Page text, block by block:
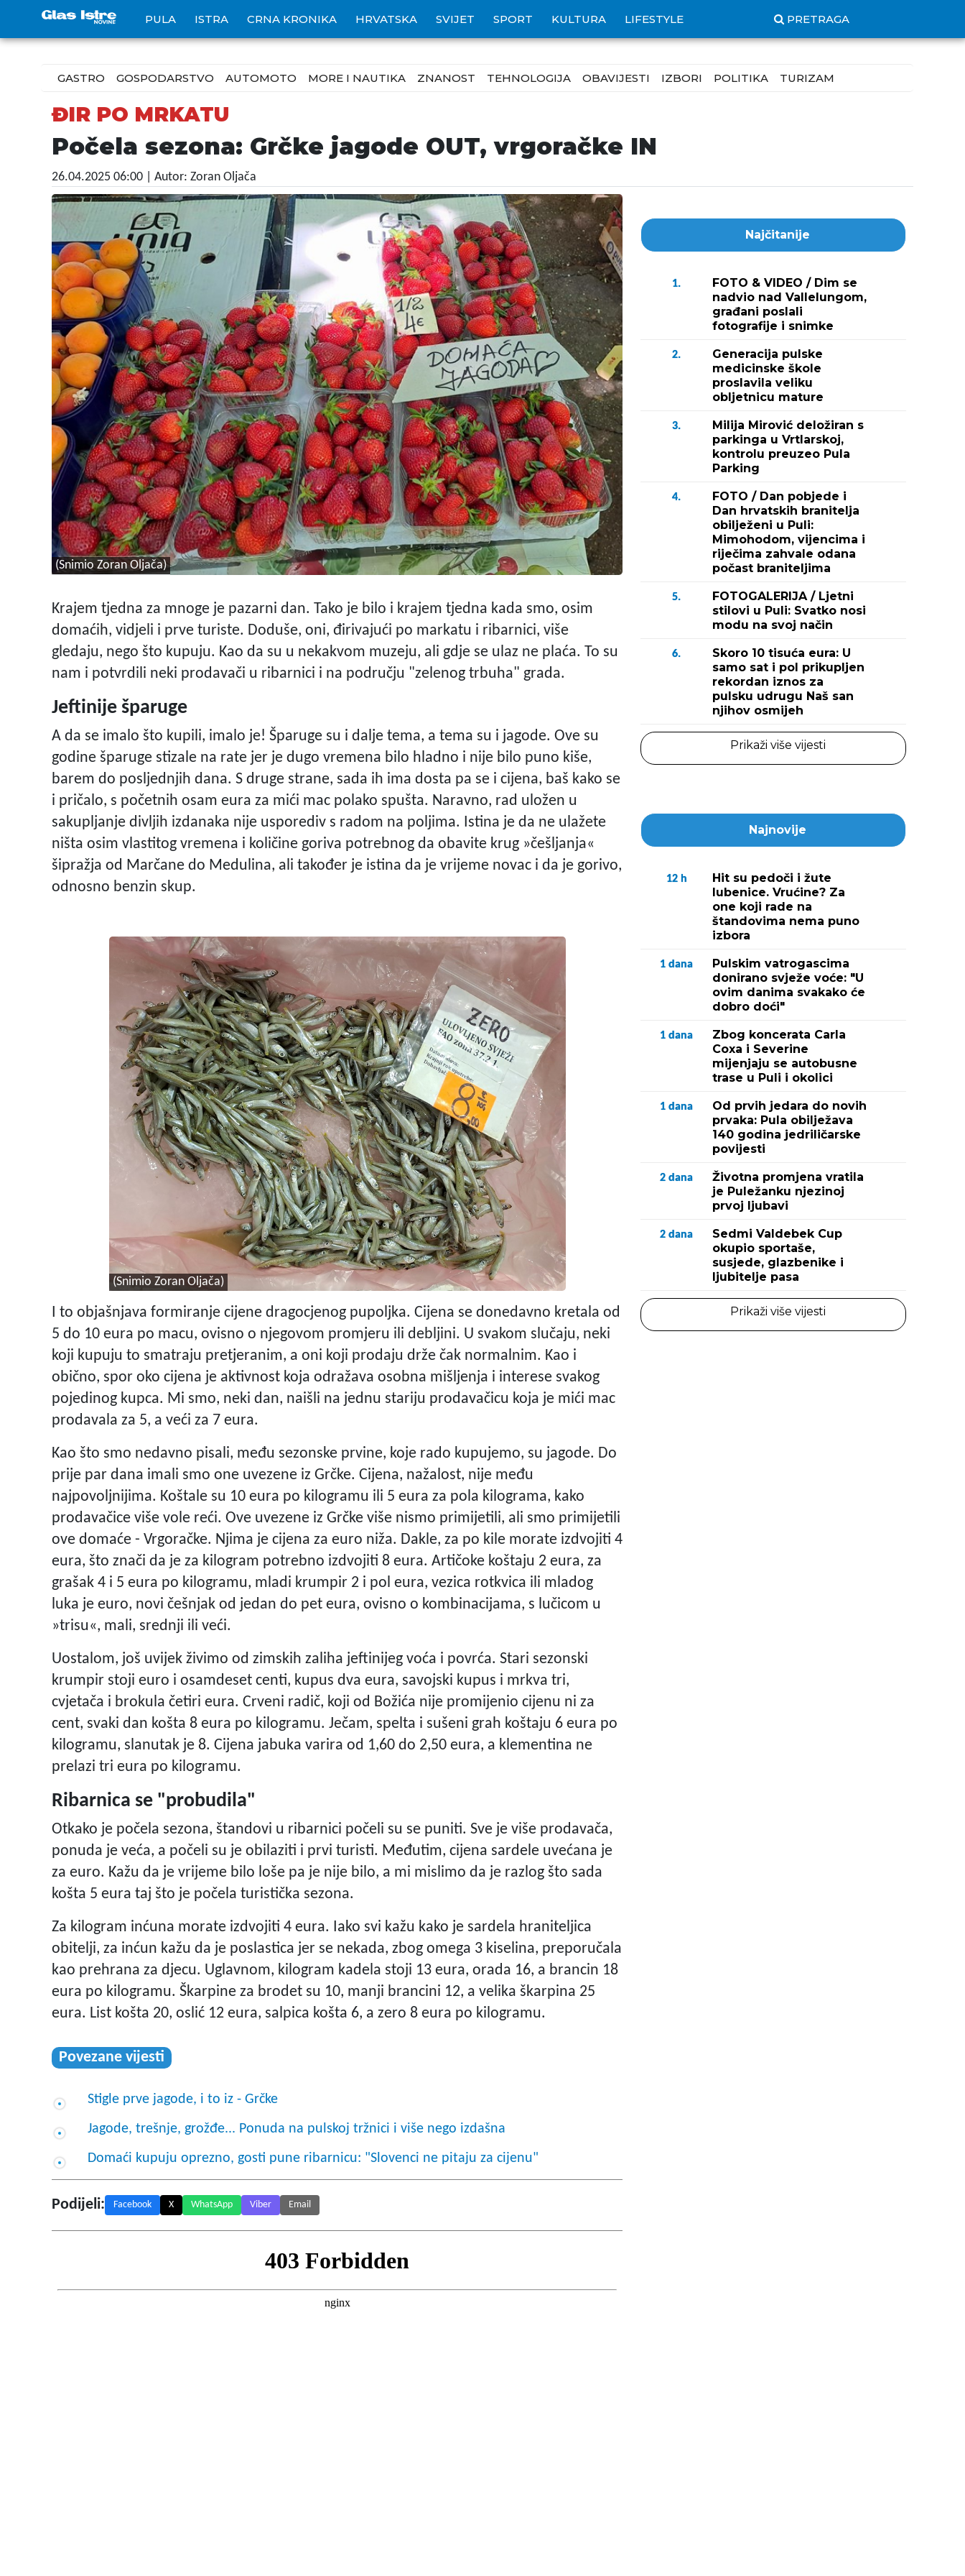
PULA ISTRA CRNA KRONIKA HRVATSKA SVIJET SPORT KULTURA LIFESTYLE PRETRAGA
GASTRO GOSPODARSTVO AUTOMOTO MORE I NAUTIKA ZNANOST TEHNOLOGIJA OBAVIJESTI IZBORI POLITIKA TURIZAM
ĐIR PO MRKATU
Počela sezona: Grčke jagode OUT, vrgoračke IN
26.04.2025 06:00 | Autor: Zoran Oljača
(Snimio Zoran Oljača)
Krajem tjedna za mnoge je pazarni dan. Tako je bilo i krajem tjedna kada smo, osim
domaćih, vidjeli i prve turiste. Doduše, oni, đirivajući po markatu i ribarnici, više
gledaju, nego što kupuju. Kao da su u nekakvom muzeju, ali gdje se ulaz ne plaća. To su
nam i potvrdili neki prodavači u ribarnici i na području "zelenog trbuha" grada.
Jeftinije šparuge
A da se imalo što kupili, imalo je! Šparuge su i dalje tema, a tema su i jagode. Ove su
godine šparuge stizale na rate jer je dugo vremena bilo hladno i nije bilo puno kiše,
barem do posljednjih dana. S druge strane, sada ih ima dosta pa se i cijena, baš kako se
i pričalo, s početnih osam eura za mići mac polako spušta. Naravno, rad uložen u
sakupljanje divljih izdanaka nije usporediv s radom na poljima. Istina je da ne ulažete
ništa osim vlastitog vremena i količine goriva potrebnog da obavite krug »češljanja«
šipražja od Marčane do Medulina, ali također je istina da je vrijeme novac i da je gorivo,
odnosno benzin skup.
(Snimio Zoran Oljača)
I to objašnjava formiranje cijene dragocjenog pupoljka. Cijena se donedavno kretala od
5 do 10 eura po macu, ovisno o njegovom promjeru ili debljini. U svakom slučaju, neki
koji kupuju to smatraju pretjeranim, a oni koji prodaju drže čak normalnim. Kao i
obično, spor oko cijena je aktivnost koja odražava osobna mišljenja i interese svakog
pojedinog kupca. Mi smo, neki dan, naišli na jednu stariju prodavačicu koja je mići mac
prodavala za 5, a veći za 7 eura.
Kao što smo nedavno pisali, među sezonske prvine, koje rado kupujemo, su jagode. Do
prije par dana imali smo one uvezene iz Grčke. Cijena, nažalost, nije među
najpovoljnijima. Koštale su 10 eura po kilogramu ili 5 eura za pola kilograma, kako
prodavačice više vole reći. Ove uvezene iz Grčke više nismo primijetili, ali smo primijetili
ove domaće - Vrgoračke. Njima je cijena za euro niža. Dakle, za po kile morate izdvojiti 4
eura, što znači da je za kilogram potrebno izdvojiti 8 eura. Artičoke koštaju 2 eura, za
grašak 4 i 5 eura po kilogramu, mladi krumpir 2 i pol eura, vezica rotkvica ili mladog
luka je euro, novi češnjak od jedan do pet eura, ovisno o kombinacijama, s lučicom u
»trisu«, mali, srednji ili veći.
Uostalom, još uvijek živimo od zimskih zaliha jeftinijeg voća i povrća. Stari sezonski
krumpir stoji euro i osamdeset centi, kupus dva eura, savojski kupus i mrkva tri,
cvjetača i brokula četiri eura. Crveni radič, koji od Božića nije promijenio cijenu ni za
cent, svaki dan košta 8 eura po kilogramu. Ječam, spelta i sušeni grah koštaju 6 eura po
kilogramu, slanutak je 8. Cijena jabuka varira od 1,60 do 2,50 eura, a klementina ne
prelazi tri eura po kilogramu.
Ribarnica se "probudila"
Otkako je počela sezona, štandovi u ribarnici počeli su se puniti. Sve je više prodavača,
ponuda je veća, a počeli su je obilaziti i prvi turisti. Međutim, cijena sardele uvećana je
za euro. Kažu da je vrijeme bilo loše pa je nije bilo, a mi mislimo da je razlog što sada
košta 5 eura taj što je počela turistička sezona.
Za kilogram inćuna morate izdvojiti 4 eura. Iako svi kažu kako je sardela hraniteljica
obitelji, za inćun kažu da je poslastica jer se nekada, zbog omega 3 kiselina, preporučala
kao prehrana za djecu. Uglavnom, kilogram kadela stoji 13 eura, orada 16, a brancin 18
eura po kilogramu. Škarpine za brodet su 10, manji brancini 12, a velika škarpina 25
eura. List košta 20, oslić 12 eura, salpica košta 6, a zero 8 eura po kilogramu.
Povezane vijesti
Stigle prve jagode, i to iz - Grčke
Jagode, trešnje, grožđe... Ponuda na pulskoj tržnici i više nego izdašna
Domaći kupuju oprezno, gosti pune ribarnicu: "Slovenci ne pitaju za cijenu"
Podijeli: Facebook X WhatsApp Viber Email
Najčitanije
1.
FOTO & VIDEO / Dim se
nadvio nad Vallelungom,
građani poslali
fotografije i snimke
2.
Generacija pulske
medicinske škole
proslavila veliku
obljetnicu mature
3.
Milija Mirović deložiran s
parkinga u Vrtlarskoj,
kontrolu preuzeo Pula
Parking
4.
FOTO / Dan pobjede i
Dan hrvatskih branitelja
obilježeni u Puli:
Mimohodom, vijencima i
riječima zahvale odana
počast braniteljima
5.
FOTOGALERIJA / Ljetni
stilovi u Puli: Svatko nosi
modu na svoj način
6.
Skoro 10 tisuća eura: U
samo sat i pol prikupljen
rekordan iznos za
pulsku udrugu Naš san
njihov osmijeh
Prikaži više vijesti
Najnovije
12 h
Hit su pedoči i žute
lubenice. Vrućine? Za
one koji rade na
štandovima nema puno
izbora
1 dana
Pulskim vatrogascima
donirano svježe voće: "U
ovim danima svakako će
dobro doći"
1 dana
Zbog koncerata Carla
Coxa i Severine
mijenjaju se autobusne
trase u Puli i okolici
1 dana
Od prvih jedara do novih
prvaka: Pula obilježava
140 godina jedriličarske
povijesti
2 dana
Životna promjena vratila
je Puležanku njezinoj
prvoj ljubavi
2 dana
Sedmi Valdebek Cup
okupio sportaše,
susjede, glazbenike i
ljubitelje pasa
Prikaži više vijesti